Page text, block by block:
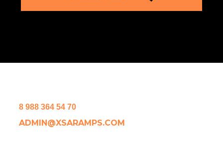
8 988 364 54 70
ADMIN@XSARAMPS.COM